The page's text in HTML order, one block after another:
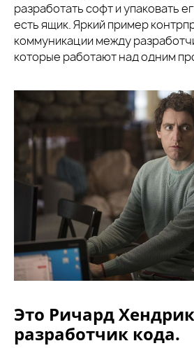
разработать софт и упаковать
есть ящик. Яркий пример
коммуникации между
которые работают над одним
Это Ричард
разработчик кода.